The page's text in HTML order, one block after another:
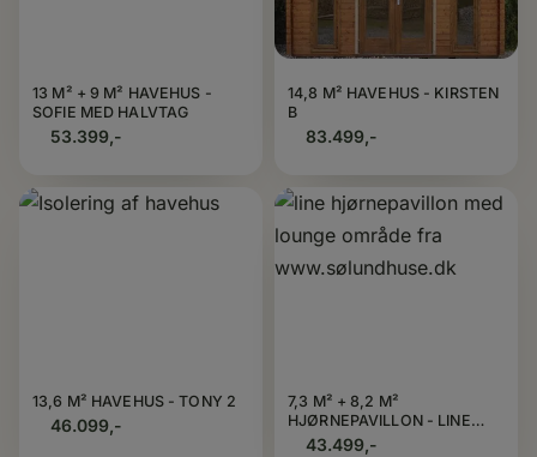
13 M² + 9 M² HAVEHUS -
SOFIE MED HALVTAG
53.399,-
14,8 M² HAVEHUS - KIRSTEN
B
83.499,-
13,6 M² HAVEHUS - TONY 2
46.099,-
7,3 M² + 8,2 M²
HJØRNEPAVILLON - LINE
MED LOUNGE
43.499,-